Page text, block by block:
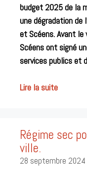
budget 2025 de la
une dégradation de
et Scéens. Avant
Scéens ont signé
services publics et
Lire la suite
Régime sec
ville.
28 septembre 2024